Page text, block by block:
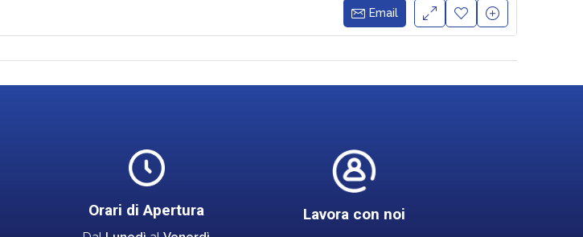
Email
Orari di Apertura Lavora con noi